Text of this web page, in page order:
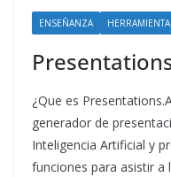
ENSEÑANZA
¿Que es
generador de
Inteligencia Artificial y
funciones para asistir a